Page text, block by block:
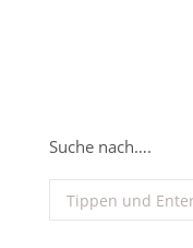
Suche nach….
Search: